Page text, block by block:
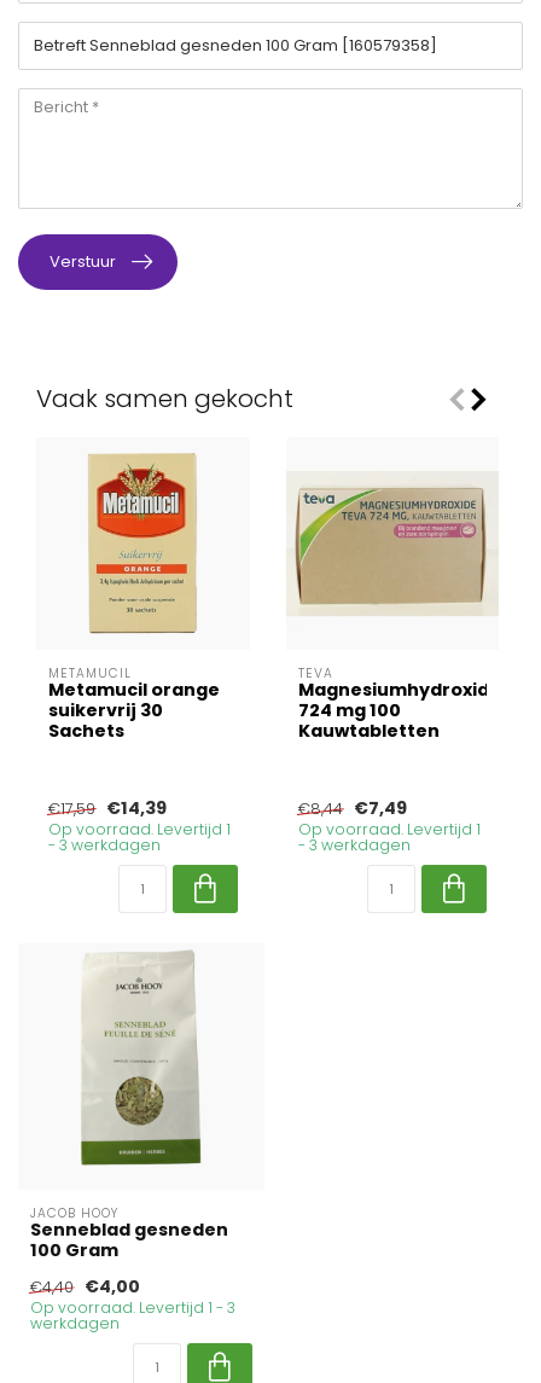
Verstuur
Vaak samen gekocht
METAMUCIL
Metamucil orange
suikervrij 30
Sachets
€17,59 €14,39
Op voorraad. Levertijd 1
- 3 werkdagen
TEVA
Magnesiumhydroxide
724 mg 100
Kauwtabletten
€8,44 €7,49
Op voorraad. Levertijd 1
- 3 werkdagen
JACOB HOOY
Senneblad gesneden
100 Gram
€4,40 €4,00
Op voorraad. Levertijd 1 - 3
werkdagen